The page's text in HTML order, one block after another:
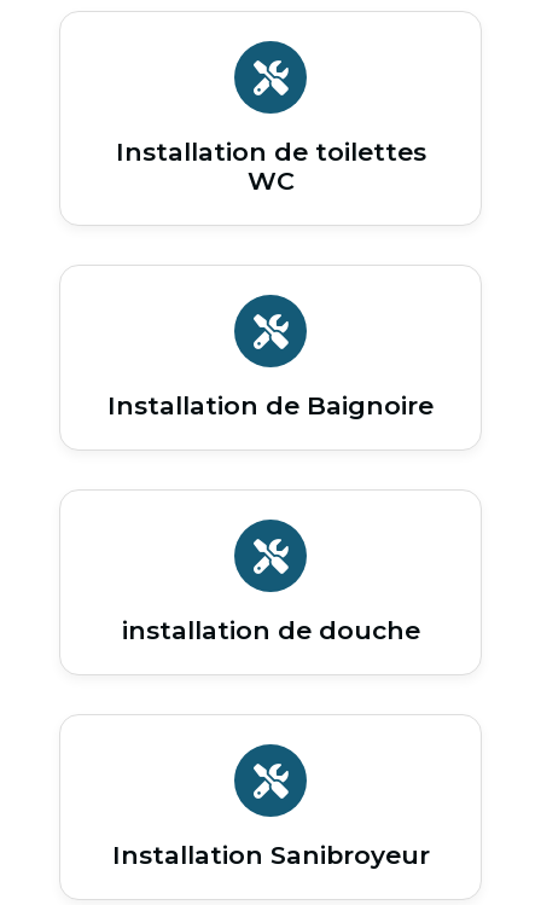
Installation de toilettes
WC
Installation de Baignoire
installation de douche
Installation Sanibroyeur